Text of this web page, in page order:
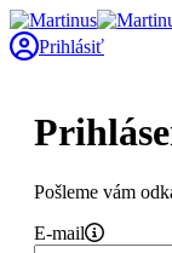
Prihlásiť
Pošleme vám
E-mail